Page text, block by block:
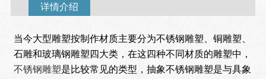
详情介绍
当今大型雕塑按制作材质主要分为不锈钢雕塑、铜雕塑、
石雕和玻璃钢雕塑四大类，在这四种不同材质的雕塑中，
不锈钢雕塑是比较常见的类型，抽象不锈钢雕塑是与具象